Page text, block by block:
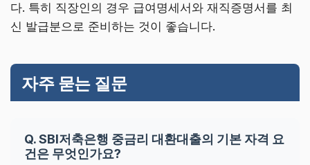
다. 특히 직장인의 경우 급여명세서와 재직증명서를 최
신 발급분으로 준비하는 것이 좋습니다.
자주 묻는 질문
Q. SBI저축은행 중금리 대환대출의 기본 자격 요
건은 무엇인가요?